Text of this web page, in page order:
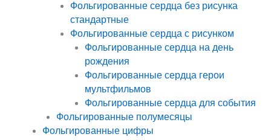
Фольгированные сердца без рисунка
стандартные
Фольгированные сердца с рисунком
Фольгированные сердца на день
рождения
Фольгированные сердца герои
мультфильмов
Фольгированные сердца для события
Фольгированные полумесяцы
Фольгированные цифры